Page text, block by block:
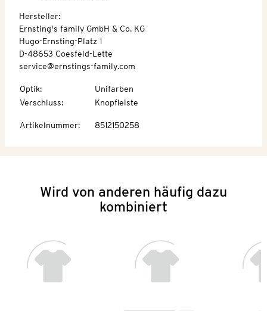
Hersteller:
Ernsting's family GmbH & Co. KG
Hugo-Ernsting-Platz 1
D-48653 Coesfeld-Lette
service@ernstings-family.com
Optik:
Unifarben
Verschluss: Knopfleiste
Artikelnummer: 8512150258
Wird von anderen häufig dazu
kombiniert